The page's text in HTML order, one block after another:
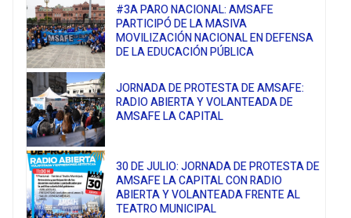
#3A PARO NACIONAL: AMSAFE
PARTICIPÓ DE LA MASIVA
MOVILIZACIÓN NACIONAL EN DEFENSA
DE LA EDUCACIÓN PÚBLICA
JORNADA DE PROTESTA DE AMSAFE:
RADIO ABIERTA Y VOLANTEADA DE
AMSAFE LA CAPITAL
30 DE JULIO: JORNADA DE PROTESTA DE
AMSAFE LA CAPITAL CON RADIO
ABIERTA Y VOLANTEADA FRENTE AL
TEATRO MUNICIPAL